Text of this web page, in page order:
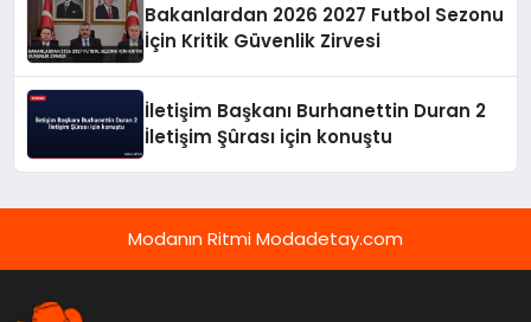
Bakanlardan 2026 2027 Futbol Sezonu
İçin Kritik Güvenlik Zirvesi
İletişim Başkanı Burhanettin Duran 2
İletişim Şûrası için konuştu
Modanın Ritmi Modadetay.com